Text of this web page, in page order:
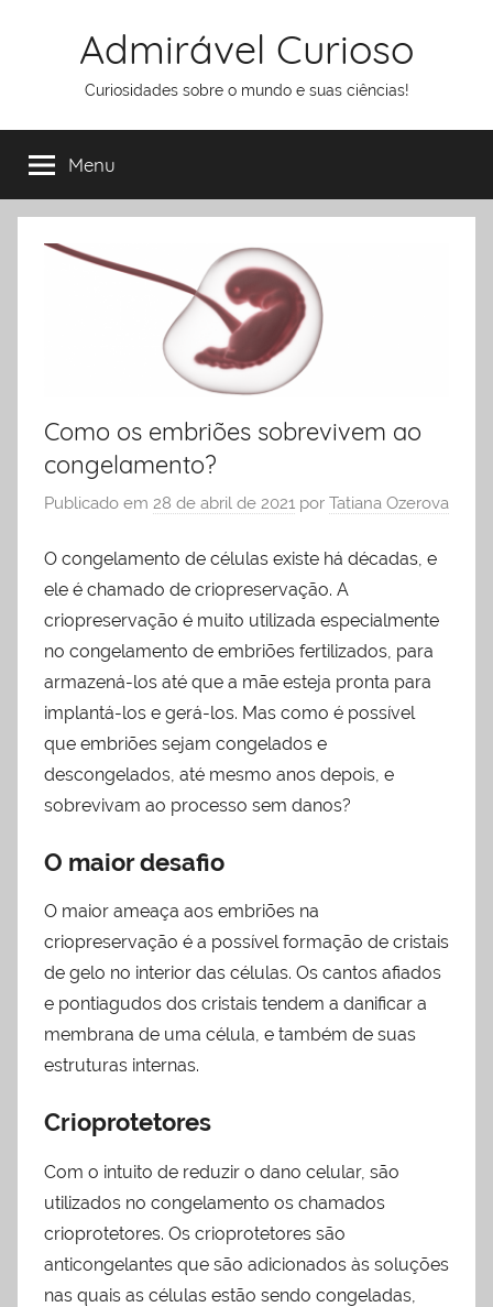
Admirável Curioso
Curiosidades sobre o mundo e suas ciências!
Menu
Como os embriões sobrevivem ao
congelamento?
Publicado em 28 de abril de 2021 por Tatiana Ozerova
O congelamento de células existe há décadas, e
ele é chamado de criopreservação. A
criopreservação é muito utilizada especialmente
no congelamento de embriões fertilizados, para
armazená-los até que a mãe esteja pronta para
implantá-los e gerá-los. Mas como é possível
que embriões sejam congelados e
descongelados, até mesmo anos depois, e
sobrevivam ao processo sem danos?
O maior desafio
O maior ameaça aos embriões na
criopreservação é a possível formação de cristais
de gelo no interior das células. Os cantos afiados
e pontiagudos dos cristais tendem a danificar a
membrana de uma célula, e também de suas
estruturas internas.
Crioprotetores
Com o intuito de reduzir o dano celular, são
utilizados no congelamento os chamados
crioprotetores. Os crioprotetores são
anticongelantes que são adicionados às soluções
nas quais as células estão sendo congeladas,